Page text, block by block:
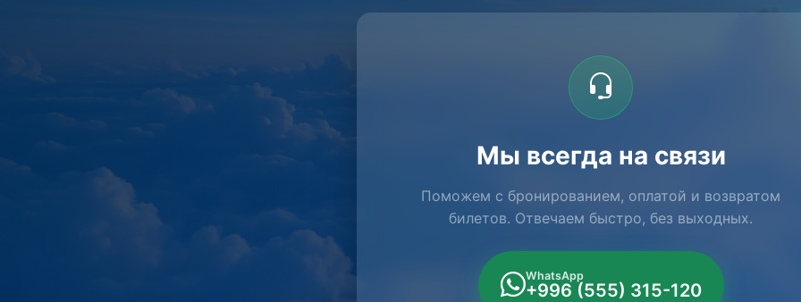
Мы всегда на связи
Поможем с бронированием, оплатой и возвратом
билетов. Отвечаем быстро, без выходных.
WhatsApp
+996 (555) 315-120